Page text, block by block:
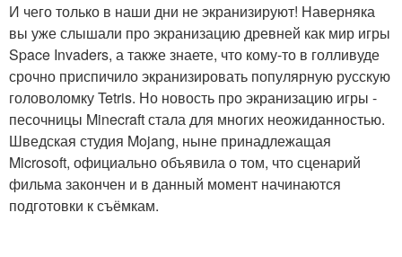
И чего только в наши дни не экранизируют! Наверняка
вы уже слышали про экранизацию древней как мир игры
Space Invaders, а также знаете, что кому-то в голливуде
срочно приспичило экранизировать популярную русскую
головоломку Tetris. Но новость про экранизацию игры -
песочницы Minecraft стала для многих неожиданностью.
Шведская студия Mojang, ныне принадлежащая
Microsoft, официально объявила о том, что сценарий
фильма закончен и в данный момент начинаются
подготовки к съёмкам.